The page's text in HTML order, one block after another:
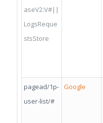
aseV2:V#||
LogsReque
stsStore
pagead/1p-
user-list/#
Google